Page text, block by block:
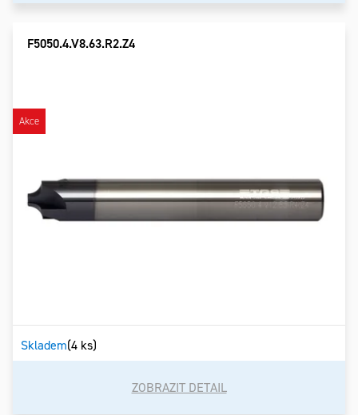
Akce
F5050.4.V8.63.R2.Z4
Skladem(4 ks)
ZOBRAZIT DETAIL